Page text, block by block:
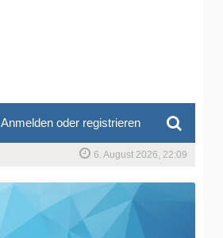
Anmelden oder registrieren
6. August 2026, 22:09